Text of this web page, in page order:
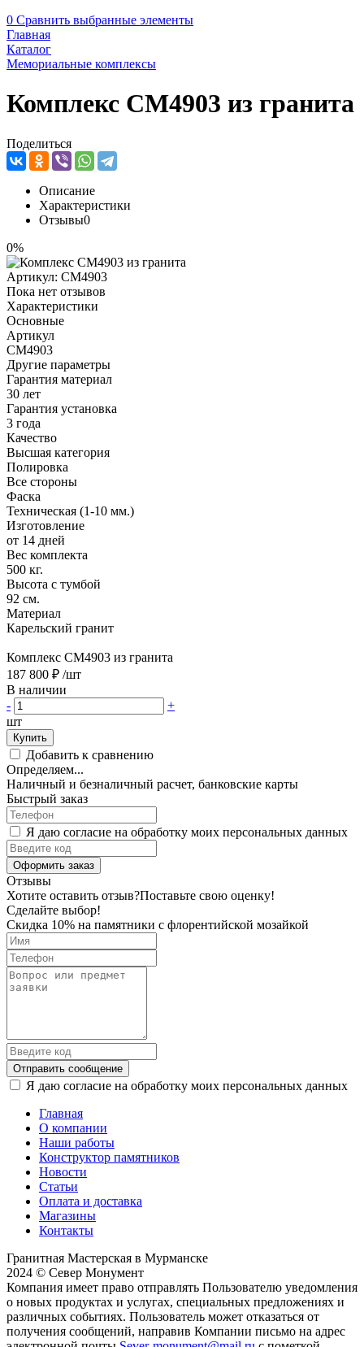
0 Сравнить выбранные элементы
Главная
Каталог
Мемориальные комплексы
Комплекс CM4903 из гранита
Поделиться
Описание
Характеристики
Отзывы0
0%
Артикул: CM4903
Пока нет отзывов
Характеристики
Основные
Артикул
CM4903
Другие параметры
Гарантия материал
30 лет
Гарантия установка
3 года
Качество
Высшая категория
Полировка
Все стороны
Фаска
Техническая (1-10 мм.)
Изготовление
от 14 дней
Вес комплекта
500 кг.
Высота с тумбой
92 см.
Материал
Карельский гранит
Комплекс CM4903 из гранита
187 800 ₽ /шт
В наличии
-
+
шт
Купить
Добавить к сравнению
Определяем...
Наличный и безналичный расчет, банковские карты
Быстрый заказ
Я даю согласие на обработку моих персональных данных
Оформить заказ
Отзывы
Хотите оставить отзыв?Поставьте свою оценку!
Сделайте выбор!
Скидка 10% на памятники с флорентийской мозайкой
Отправить сообщение
Я даю согласие на обработку моих персональных данных
Главная
О компании
Наши работы
Конструктор памятников
Новости
Статьи
Оплата и доставка
Магазины
Контакты
Гранитная Мастерская в Мурманске
2024 © Север Монумент
Компания имеет право отправлять Пользователю уведомления
о новых продуктах и услугах, специальных предложениях и
различных событиях. Пользователь может отказаться от
получения сообщений, направив Компании письмо на адрес